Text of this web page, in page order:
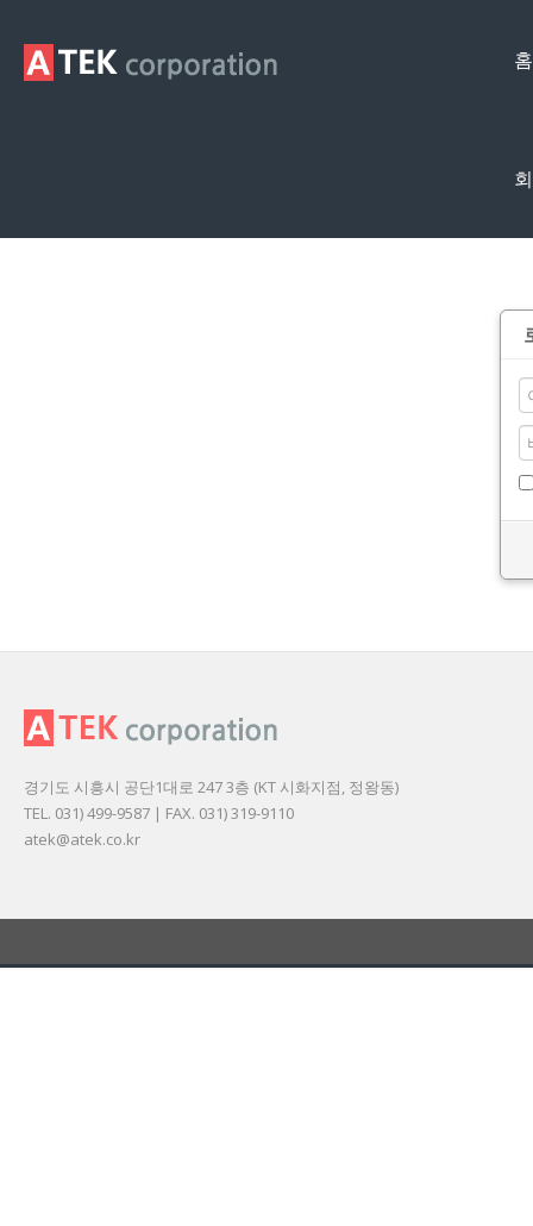
홈
경기도 시흥시 공단1대로 247 3층 (KT 시화지점, 정왕동)
TEL. 031) 499-9587 | FAX. 031) 319-9110
atek@atek.co.kr